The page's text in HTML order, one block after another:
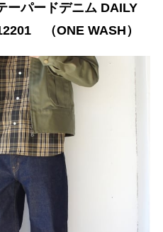
ーパードデニム DAILY
（ONE WASH）